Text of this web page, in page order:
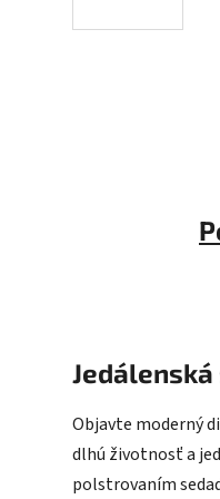
Objavte moderný
dlhú životnosť a
polstrovaním